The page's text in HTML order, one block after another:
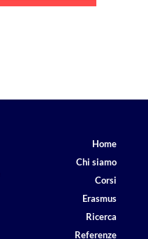
Home
Chi siamo
Corsi
Erasmus
Ricerca
Referenze